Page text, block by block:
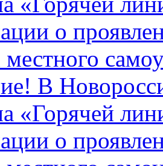
о
местного
В
«Горячей
о